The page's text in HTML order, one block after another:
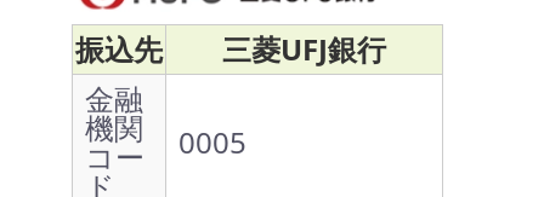
振込先
三菱UFJ銀行
金融
機関
コー
ド
0005